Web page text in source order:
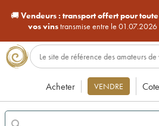
🚚Vendeurs : transport offert pour
vos vinstransmise entre le
Acheter VENDRE Cote